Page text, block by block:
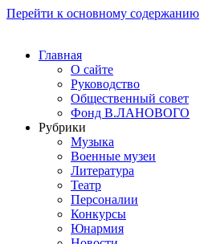
Перейти к основному содержанию
Главная
О сайте
Руководство
Общественный совет
Фонд В.ЛАНОВОГО
Рубрики
Музыка
Военные музеи
Литература
Театр
Персоналии
Конкурсы
Юнармия